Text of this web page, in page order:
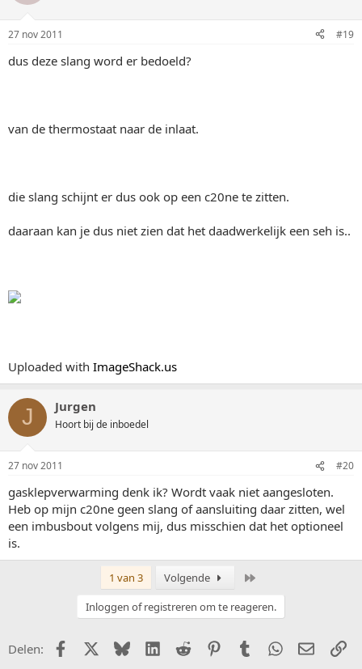
27 nov 2011 #19
dus deze slang word er bedoeld?
van de thermostaat naar de inlaat.
die slang schijnt er dus ook op een c20ne te zitten.
daaraan kan je dus niet zien dat het daadwerkelijk een seh is..
Uploaded with ImageShack.us
J Jurgen
Hoort bij de inboedel
27 nov 2011 #20
gasklepverwarming denk ik? Wordt vaak niet aangesloten.
Heb op mijn c20ne geen slang of aansluiting daar zitten, wel
een imbusbout volgens mij, dus misschien dat het optioneel
is.
1 van 3 Volgende
Inloggen of registreren om te reageren.
Delen: FacebookX (Twitter)
BlueskyLinkedIn
Reddit PinterestTumblr WhatsApp
E-mail